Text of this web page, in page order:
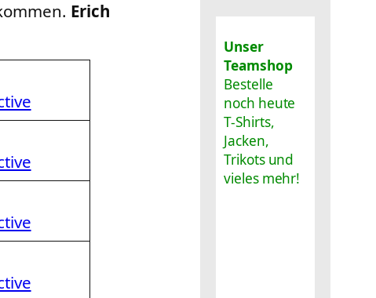
Erich
Unser
Teamshop
Bestelle
noch heute
T-Shirts,
Jacken,
Trikots und
vieles mehr!